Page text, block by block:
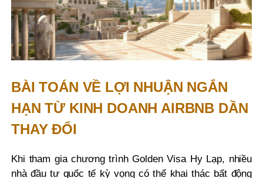
BÀI TOÁN VỀ LỢI NHUẬN NGẮN
HẠN TỪ KINH DOANH AIRBNB DẦN
THAY ĐỔI
Khi tham gia chương trình Golden Visa Hy Lạp, nhiều
nhà đầu tư quốc tế kỳ vọng có thể khai thác bất động